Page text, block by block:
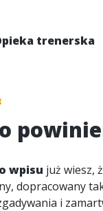
trenerska
wpisu już wiesz,
dopracowany
i